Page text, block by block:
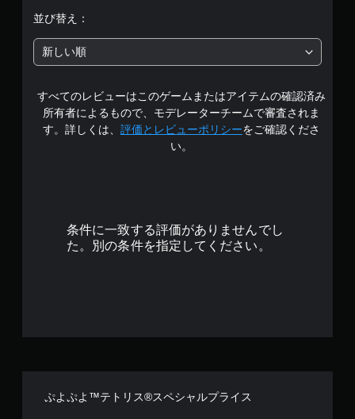
階
中
の
4
並び替え：
新しい順
すべてのレビューはこのゲームまたはアイテムの確認済み
所有者によるもので、モデレーターチームで審査されま
す。詳しくは、 評価とレビューポリシーをご確認くださ
い。
条件に一致する評価がありませんでし
た。別の条件を指定してください。
ぷよぷよ™テトリス®スペシャルプライス